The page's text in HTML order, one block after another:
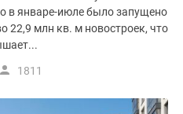
в январе-июле было запущено
22,9 млн кв. м новостроек, что
1811